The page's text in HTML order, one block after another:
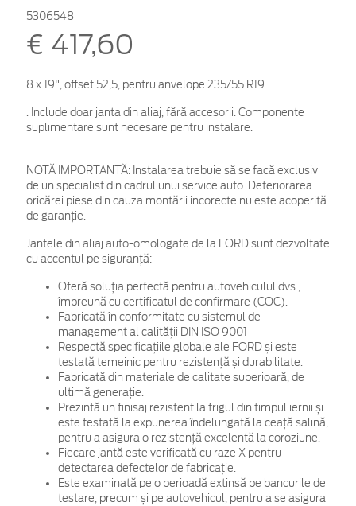
5306548
€ 417,60
8 x 19", offset 52,5, pentru anvelope 235/55 R19
. Include doar janta din aliaj, fără accesorii. Componente
suplimentare sunt necesare pentru instalare.
NOTĂ IMPORTANTĂ: Instalarea trebuie să se facă exclusiv
de un specialist din cadrul unui service auto. Deteriorarea
oricărei piese din cauza montării incorecte nu este acoperită
de garanţie.
Jantele din aliaj auto-omologate de la FORD sunt dezvoltate
cu accentul pe siguranță:
Oferă soluția perfectă pentru autovehiculul dvs.,
împreună cu certificatul de confirmare (COC).
Fabricată în conformitate cu sistemul de
management al calității DIN ISO 9001
Respectă specificațiile globale ale FORD și este
testată temeinic pentru rezistență și durabilitate.
Fabricată din materiale de calitate superioară, de
ultimă generație.
Prezintă un finisaj rezistent la frigul din timpul iernii și
este testată la expunerea îndelungată la ceață salină,
pentru a asigura o rezistență excelentă la coroziune.
Fiecare jantă este verificată cu raze X pentru
detectarea defectelor de fabricație.
Este examinată pe o perioadă extinsă pe bancurile de
testare, precum și pe autovehicul, pentru a se asigura